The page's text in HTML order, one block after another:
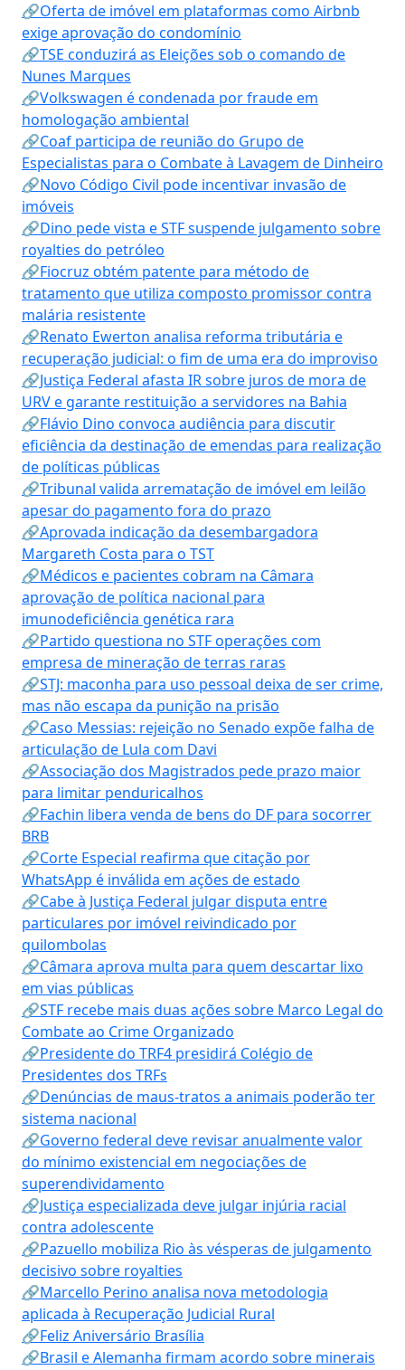
🔗Oferta de imóvel em plataformas como Airbnb
exige aprovação do condomínio
🔗TSE conduzirá as Eleições sob o comando de
Nunes Marques
🔗Volkswagen é condenada por fraude em
homologação ambiental
🔗Coaf participa de reunião do Grupo de
Especialistas para o Combate à Lavagem de Dinheiro
🔗Novo Código Civil pode incentivar invasão de
imóveis
🔗Dino pede vista e STF suspende julgamento sobre
royalties do petróleo
🔗Fiocruz obtém patente para método de
tratamento que utiliza composto promissor contra
malária resistente
🔗Renato Ewerton analisa reforma tributária e
recuperação judicial: o fim de uma era do improviso
🔗Justiça Federal afasta IR sobre juros de mora de
URV e garante restituição a servidores na Bahia
🔗Flávio Dino convoca audiência para discutir
eficiência da destinação de emendas para realização
de políticas públicas
🔗Tribunal valida arrematação de imóvel em leilão
apesar do pagamento fora do prazo
🔗Aprovada indicação da desembargadora
Margareth Costa para o TST
🔗Médicos e pacientes cobram na Câmara
aprovação de política nacional para
imunodeficiência genética rara
🔗Partido questiona no STF operações com
empresa de mineração de terras raras
🔗STJ: maconha para uso pessoal deixa de ser crime,
mas não escapa da punição na prisão
🔗Caso Messias: rejeição no Senado expõe falha de
articulação de Lula com Davi
🔗Associação dos Magistrados pede prazo maior
para limitar penduricalhos
🔗Fachin libera venda de bens do DF para socorrer
BRB
🔗Corte Especial reafirma que citação por
WhatsApp é inválida em ações de estado
🔗Cabe à Justiça Federal julgar disputa entre
particulares por imóvel reivindicado por
quilombolas
🔗Câmara aprova multa para quem descartar lixo
em vias públicas
🔗STF recebe mais duas ações sobre Marco Legal do
Combate ao Crime Organizado
🔗Presidente do TRF4 presidirá Colégio de
Presidentes dos TRFs
🔗Denúncias de maus-tratos a animais poderão ter
sistema nacional
🔗Governo federal deve revisar anualmente valor
do mínimo existencial em negociações de
superendividamento
🔗Justiça especializada deve julgar injúria racial
contra adolescente
🔗Pazuello mobiliza Rio às vésperas de julgamento
decisivo sobre royalties
🔗Marcello Perino analisa nova metodologia
aplicada à Recuperação Judicial Rural
🔗Feliz Aniversário Brasília
🔗Brasil e Alemanha firmam acordo sobre minerais